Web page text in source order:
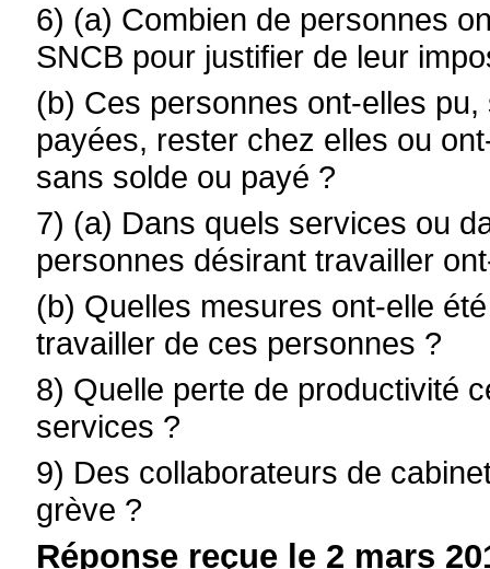
6) (a) Combien de personnes
SNCB pour justifier de leur
(b) Ces personnes ont-elles
payées, rester chez elles ou
sans solde ou payé ?
7) (a) Dans quels services ou
personnes désirant travailler
(b) Quelles mesures ont-elle
travailler de ces personnes ?
8) Quelle perte de productivité
services ?
9) Des collaborateurs de
grève ?
Réponse reçue le 2 mars